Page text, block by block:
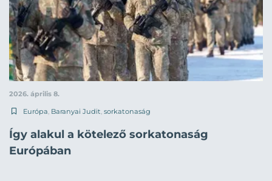
2026. április 8.
Európa Baranyai Judit sorkatonaság
Így alakul a kötelező sorkatonaság
Európában